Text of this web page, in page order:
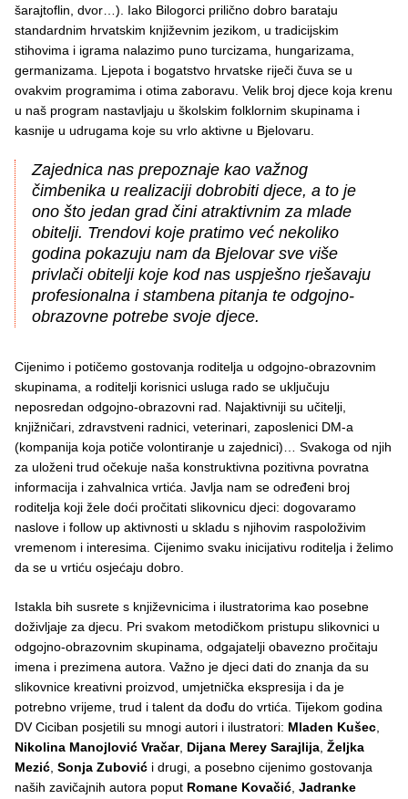
šarajtoflin, dvor…). Iako Bilogorci prilično dobro barataju
standardnim hrvatskim književnim jezikom, u tradicijskim
stihovima i igrama nalazimo puno turcizama, hungarizama,
germanizama. Ljepota i bogatstvo hrvatske riječi čuva se u
ovakvim programima i otima zaboravu. Velik broj djece koja krenu
u naš program nastavljaju u školskim folklornim skupinama i
kasnije u udrugama koje su vrlo aktivne u Bjelovaru.
Zajednica nas prepoznaje kao važnog
čimbenika u realizaciji dobrobiti djece, a to je
ono što jedan grad čini atraktivnim za mlade
obitelji. Trendovi koje pratimo već nekoliko
godina pokazuju nam da Bjelovar sve više
privlači obitelji koje kod nas uspješno rješavaju
profesionalna i stambena pitanja te odgojno-
obrazovne potrebe svoje djece.
Cijenimo i potičemo gostovanja roditelja u odgojno-obrazovnim
skupinama, a roditelji korisnici usluga rado se uključuju
neposredan odgojno-obrazovni rad. Najaktivniji su učitelji,
knjižničari, zdravstveni radnici, veterinari, zaposlenici DM-a
(kompanija koja potiče volontiranje u zajednici)… Svakoga od njih
za uloženi trud očekuje naša konstruktivna pozitivna povratna
informacija i zahvalnica vrtića. Javlja nam se određeni broj
roditelja koji žele doći pročitati slikovnicu djeci: dogovaramo
naslove i follow up aktivnosti u skladu s njihovim raspoloživim
vremenom i interesima. Cijenimo svaku inicijativu roditelja i želimo
da se u vrtiću osjećaju dobro.
Istakla bih susrete s književnicima i ilustratorima kao posebne
doživljaje za djecu. Pri svakom metodičkom pristupu slikovnici u
odgojno-obrazovnim skupinama, odgajatelji obavezno pročitaju
imena i prezimena autora. Važno je djeci dati do znanja da su
slikovnice kreativni proizvod, umjetnička ekspresija i da je
potrebno vrijeme, trud i talent da dođu do vrtića. Tijekom godina
DV Ciciban posjetili su mnogi autori i ilustratori: Mladen Kušec
Nikolina Manojlović Vračar, Dijana Merey Sarajlija Željka
Mezić Sonja Zubović i drugi, a posebno cijenimo gostovanja
naših zavičajnih autora poput Romane Kovačić Jadranke